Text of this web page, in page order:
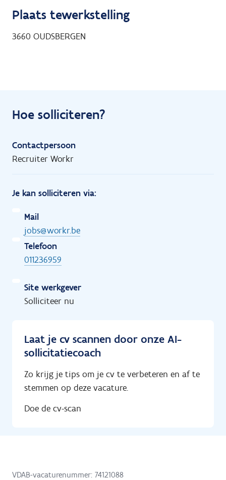
Plaats tewerkstelling
3660 OUDSBERGEN
Hoe solliciteren?
Contactpersoon
Recruiter Workr
Je kan solliciteren via:
Mail
jobs@workr.be
Telefoon
011236959
Site werkgever
Solliciteer nu
Laat je cv scannen door onze AI-
sollicitatiecoach
Zo krijg je tips om je cv te verbeteren en af te
stemmen op deze vacature.
Doe de cv-scan
VDAB-vacaturenummer: 74121088